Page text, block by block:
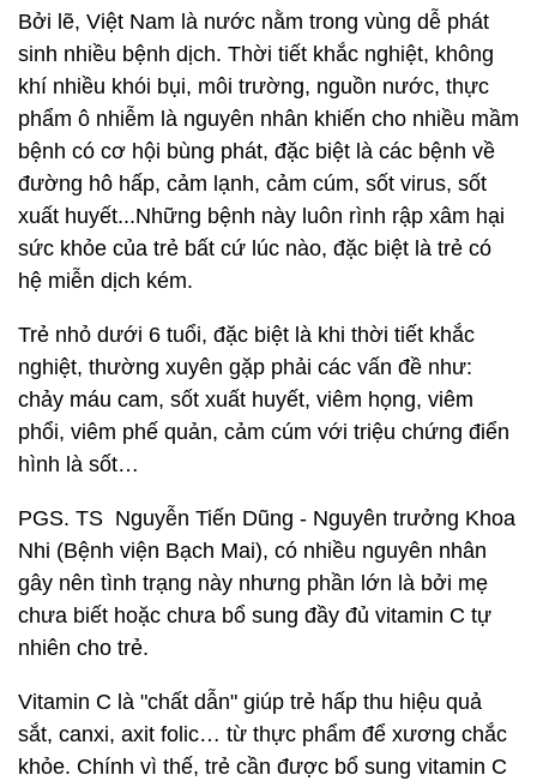
Bởi lẽ, Việt Nam là nước nằm trong vùng dễ phát
sinh nhiều bệnh dịch. Thời tiết khắc nghiệt, không
khí nhiều khói bụi, môi trường, nguồn nước, thực
phẩm ô nhiễm là nguyên nhân khiến cho nhiều mầm
bệnh có cơ hội bùng phát, đặc biệt là các bệnh về
đường hô hấp, cảm lạnh, cảm cúm, sốt virus, sốt
xuất huyết...Những bệnh này luôn rình rập xâm hại
sức khỏe của trẻ bất cứ lúc nào, đặc biệt là trẻ có
hệ miễn dịch kém.
Trẻ nhỏ dưới 6 tuổi, đặc biệt là khi thời tiết khắc
nghiệt, thường xuyên gặp phải các vấn đề như:
chảy máu cam, sốt xuất huyết, viêm họng, viêm
phổi, viêm phế quản, cảm cúm với triệu chứng điển
hình là sốt…
PGS. TS Nguyễn Tiến Dũng - Nguyên trưởng Khoa
Nhi (Bệnh viện Bạch Mai), có nhiều nguyên nhân
gây nên tình trạng này nhưng phần lớn là bởi mẹ
chưa biết hoặc chưa bổ sung đầy đủ vitamin C tự
nhiên cho trẻ.
Vitamin C là "chất dẫn" giúp trẻ hấp thu hiệu quả
sắt, canxi, axit folic… từ thực phẩm để xương chắc
khỏe. Chính vì thế, trẻ cần được bổ sung vitamin C